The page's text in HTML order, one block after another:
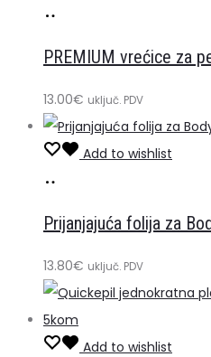
PREMIUM vrećice za
13.00€ uključ. PDV
Add to wishlist
košaricu
Prijanjajuća folija za
13.80€ uključ. PDV
Add to wishlist